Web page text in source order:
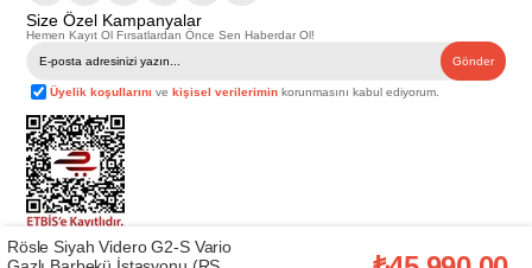
Size Özel Kampanyalar
Hemen Kayıt Ol Fırsatlardan Önce Sen Haberdar Ol!
Gönder
Üyelik koşullarını vekişisel verilerimin korunmasını kabul ediyorum.
Telif Hakkı © 2026 Afeks Yapı Market
. Tüm hakları saklıdır.
Rösle Siyah Videro G2-S Vario